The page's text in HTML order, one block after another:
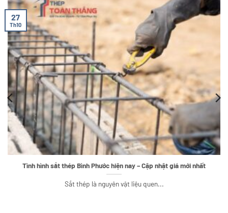
Tình hình sắt thép Bình Phước hiện nay – Cập nhật giá mới nhất
Sắt thép là nguyên vật liệu quen...
27
Th10